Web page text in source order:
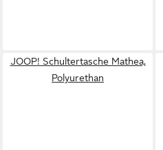
JOOP! Schultertasche Mathea,
Polyurethan